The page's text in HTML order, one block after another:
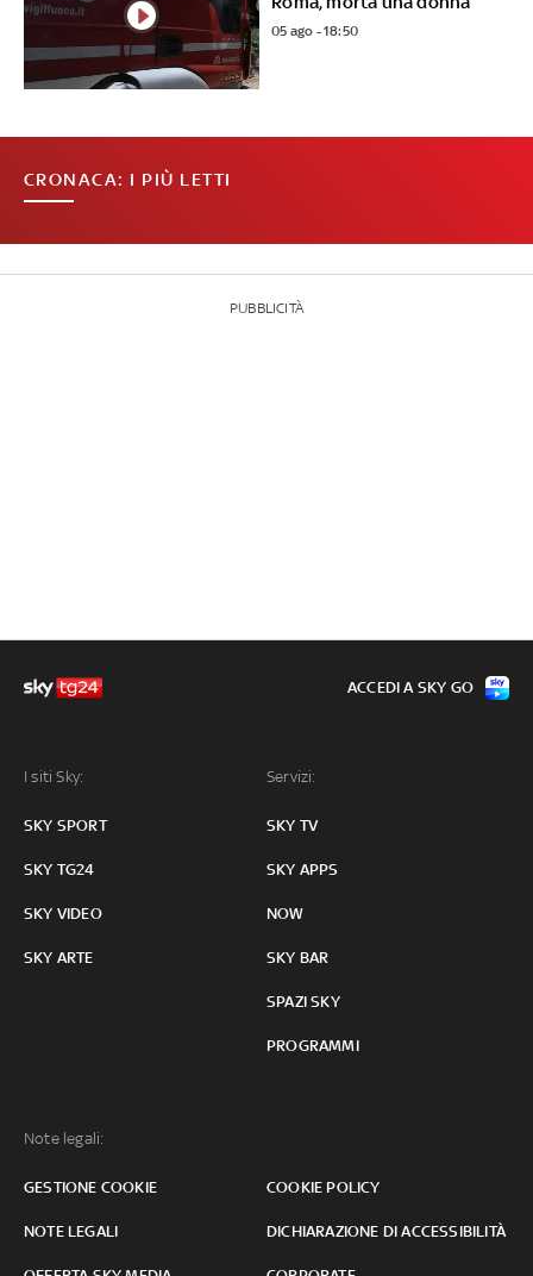
05 ago - 18:50
CRONACA: I PIÙ LETTI
PUBBLICITÀ
I siti Sky:
SKY SPORT
SKY TG24
SKY VIDEO
SKY ARTE
Servizi:
SKY TV
SKY APPS
NOW
SKY BAR
SPAZI SKY
PROGRAMMI
Note legali:
GESTIONE COOKIE COOKIE POLICY
NOTE LEGALI DICHIARAZIONE DI ACCESSIBILITÀ
ACCEDI A SKY GO